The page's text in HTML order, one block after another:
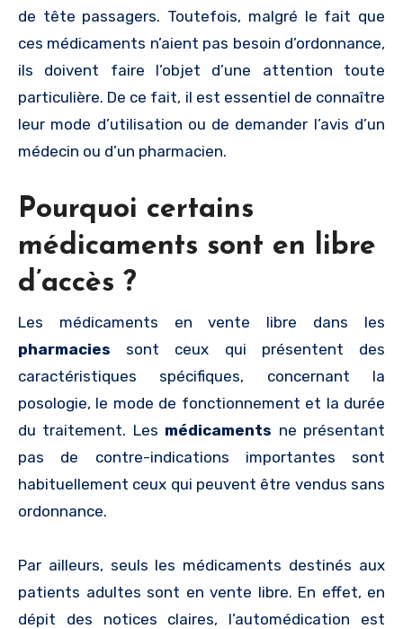
de tête passagers. Toutefois, malgré le fait que
ces médicaments n’aient pas besoin d’ordonnance,
ils doivent faire l’objet d’une attention toute
particulière. De ce fait, il est essentiel de connaître
leur mode d’utilisation ou de demander l’avis d’un
médecin ou d’un pharmacien.
Pourquoi certains
médicaments sont en libre
d’accès ?
Les médicaments en vente libre dans les
pharmacies sont ceux qui présentent des
caractéristiques spécifiques, concernant la
posologie, le mode de fonctionnement et la durée
du traitement. Les médicaments ne présentant
pas de contre-indications importantes sont
habituellement ceux qui peuvent être vendus sans
ordonnance.
Par ailleurs, seuls les médicaments destinés aux
patients adultes sont en vente libre. En effet, en
dépit des notices claires, l’automédication est